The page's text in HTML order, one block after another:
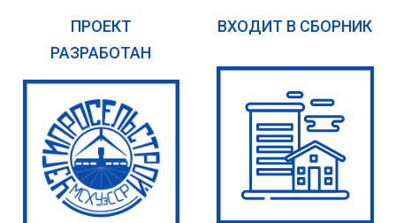
ПРОЕКТ
РАЗРАБОТАН
ВХОДИТ В СБОРНИК